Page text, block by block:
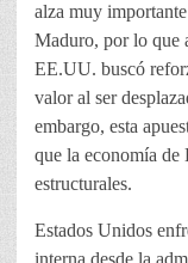
alza muy
Maduro, por lo que
EE.UU. buscó
valor al ser
embargo, esta
que la economía de
estructurales.
Estados Unidos